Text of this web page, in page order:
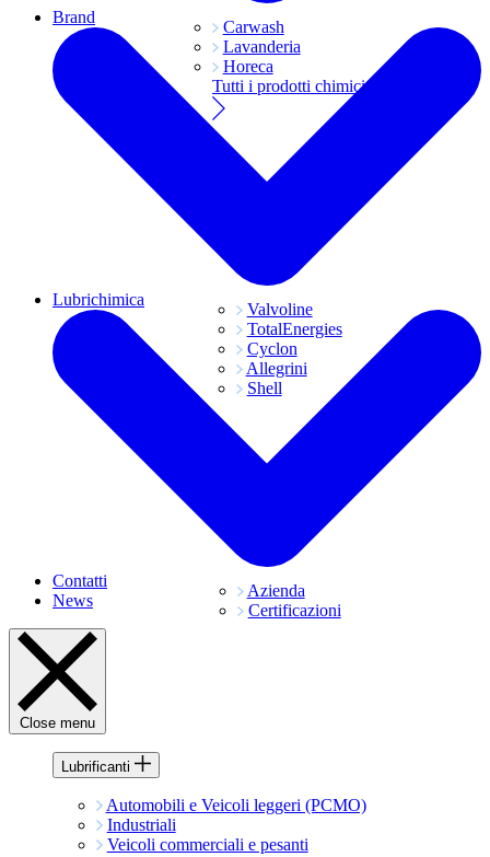
Carwash
Lavanderia
Horeca
Tutti i prodotti chimici
Brand
Valvoline
TotalEnergies
Cyclon
Allegrini
Shell
Lubrichimica
Azienda
Certificazioni
Contatti
News
Close menu
Lubrificanti
Automobili e Veicoli leggeri (PCMO)
Industriali
Veicoli commerciali e pesanti